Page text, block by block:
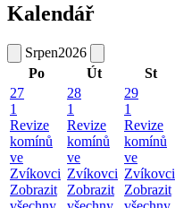
Kalendář
Srpen2026
Po
Út St
27
1
Revize
komínů
ve
Zvíkovci
Zobrazit
28
1
Revize
komínů
ve
Zvíkovci
Zobrazit
29
1
Revize
komínů
ve
Zvíkovci
Zobrazit